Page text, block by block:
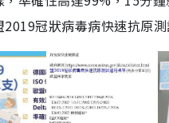
2019冠狀病毒病快速抗原測